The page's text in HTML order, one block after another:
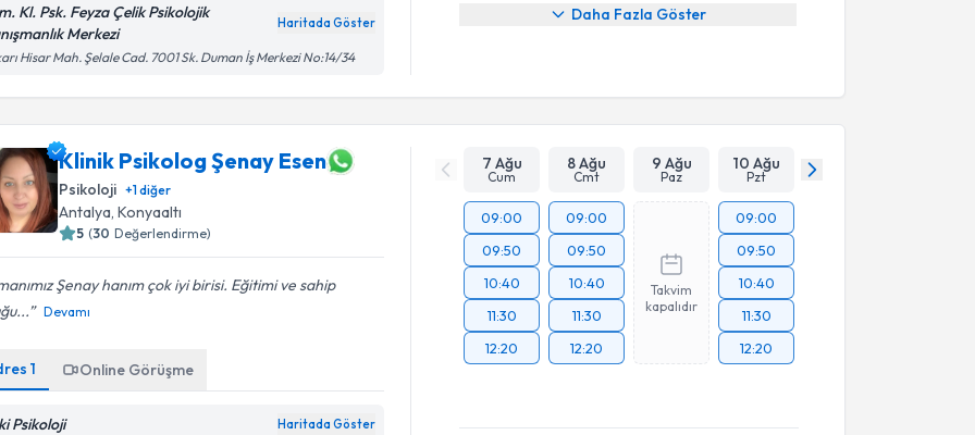
Kl. Psk. Feyza Çelik Psikolojik
Merkezi
Haritada Göster
Hisar Mah. Şelale Cad. 7001 Sk. Duman İş Merkezi No:14/34
Daha Fazla Göster
Klinik Psikolog Şenay Esen
Psikoloji +1diğer
Antalya , Konyaaltı
5 (30 Değerlendirme)
Şenay hanım çok iyi birisi. Eğitimi ve sahip
Devamı
1 Online Görüşme
Psikoloji Haritada Göster
7 Ağu
Cum
8 Ağu
Cmt
9 Ağu
Paz
10 Ağu
Pzt
09:00
09:50
10:40
11:30
12:20
09:00
09:50
10:40
11:30
12:20
Takvim
kapalıdır
09:00
09:50
10:40
11:30
12:20